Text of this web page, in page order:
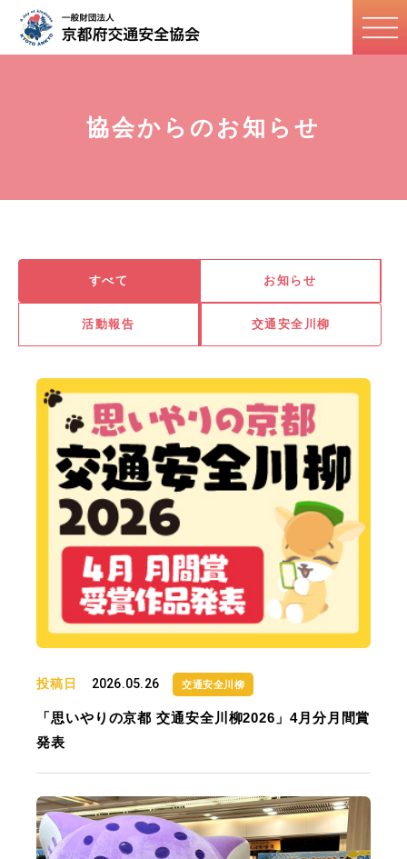
協会からのお知らせ
すべて お知らせ
活動報告 交通安全川柳
投稿日 2026.05.26 交通安全川柳
「思いやりの京都 交通安全川柳2026」4月分月間賞
発表